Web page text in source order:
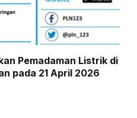
Pemadaman Listrik di
pada 21 April 2026